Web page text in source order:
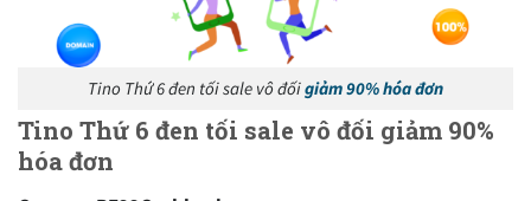
Tino Thứ 6 đen tối sale vô đốigiảm 90% hóa đơn
Tino Thứ 6 đen tối sale vô đối giảm 90%
hóa đơn